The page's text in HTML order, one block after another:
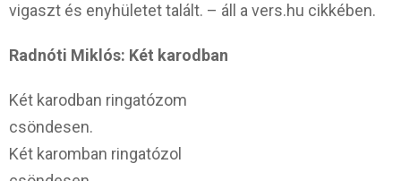
vigaszt és enyhületet talált. – áll a vers.hu cikkében.
Radnóti Miklós: Két karodban
Két karodban ringatózom
csöndesen.
Két karomban ringatózol